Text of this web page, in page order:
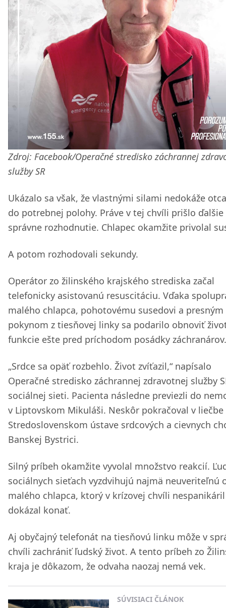
Zdroj: Facebook/Operačné stredisko záchrannej
služby SR
Ukázalo sa však, že vlastnými silami nedokáže
do potrebnej polohy. Práve v tej chvíli prišlo ďalšie
správne rozhodnutie. Chlapec okamžite privolal
A potom rozhodovali sekundy.
Operátor zo žilinského krajského strediska začal
telefonicky asistovanú resuscitáciu. Vďaka
malého chlapca, pohotovému susedovi a presným
pokynom z tiesňovej linky sa podarilo obnoviť
funkcie ešte pred príchodom posádky záchranárov.
„Srdce sa opäť rozbehlo. Život zvíťazil,“ napísalo
Operačné stredisko záchrannej zdravotnej služby
sociálnej sieti. Pacienta následne previezli do
v Liptovskom Mikuláši. Neskôr pokračoval v liečbe
Stredoslovenskom ústave srdcových a cievnych
Banskej Bystrici.
Silný príbeh okamžite vyvolal množstvo reakcií.
sociálnych sieťach vyzdvihujú najmä neuveriteľnú
malého chlapca, ktorý v krízovej chvíli
dokázal konať.
Aj obyčajný telefonát na tiesňovú linku môže v
chvíli zachrániť ľudský život. A tento príbeh zo
kraja je dôkazom, že odvaha naozaj nemá vek.
SÚVISIACI ČLÁNOK